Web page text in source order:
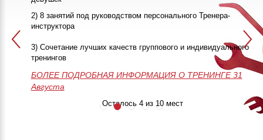
БОЛЕЕ ПОДРОБНАЯ ИНФОРМАЦИЯ О ТРЕНИНГЕ
28-29-30 Августа
2) 8 занятий под руководством персонального Тренера-
инструктора
3) Сочетание лучших качеств группового и индивидуального
тренингов
БОЛЕЕ ПОДРОБНАЯ ИНФОРМАЦИЯ О ТРЕНИНГЕ 31
Августа
Осталось 4 из 10 мест
Онлайн поддержка
Незабываемое
приключение
результата
>>>ЗАПИСАТЬСЯ НА КЛУБНЫЙ ПИКАП-ТРЕНИНГ<<<
"Как познакомиться с девушкой"
в 20:00
>>>ЗАПИСАТЬСЯ НА МАСТЕР-
КЛАСС<<<